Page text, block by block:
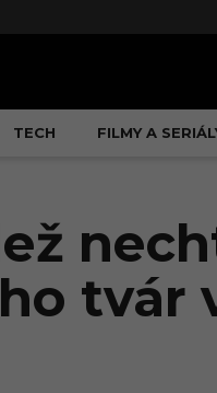
TECH FILMY A
tvár